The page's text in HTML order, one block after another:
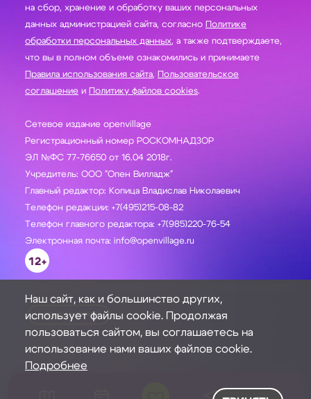
на сбор, хранение и обработку ваших персональных
данных администрацией сайта, согласно Политике
обработки персональных данных, а также подтверждаете,
что вы в полном объеме ознакомились и принимаете
Правила использования сайта, Пользовательское
соглашение и Политику файлов cookies.
Сетевое издание openvillage
Регистрационный номер РОСКОМНАДЗОР
ЭЛ №ФС 77-76650 от 16.04 2018г.
Учредитель: ООО "Опен Вилладж"
Главный редактор: Копица Владислав Николаевич
Телефон редакции: +7(495)215-08-82
Телефон главного редактора: +7(985)220-76-54
Электронная почта: info@openvillage.ru
12+
ЗАДАТЬ ВОПРОС
Наш сайт, как и большинство других,
использует файлы cookie. Продолжая
пользоваться сайтом, вы соглашаетесь на
использование нами ваших файлов cookie.
Подробнее